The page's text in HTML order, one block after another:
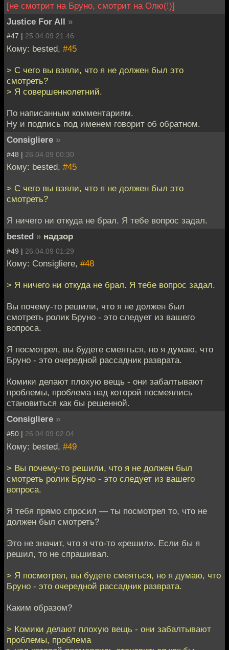
[не смотрит на Бруно, смотрит на Олю(!)]
Justice For All »
#47 | 25.04.09 21:46
Кому: bested, #45
> С чего вы взяли, что я не должен был это
смотреть?
> Я совершеннолетний.
По написанным комментариям.
Ну и подпись под именем говорит об обратном.
Consigliere »
#48 | 26.04.09 00:30
Кому: bested, #45
> С чего вы взяли, что я не должен был это
смотреть?
Я ничего ни откуда не брал. Я тебе вопрос задал.
bested » надзор
#49 | 26.04.09 01:29
Кому: Consigliere, #48
> Я ничего ни откуда не брал. Я тебе вопрос задал.
Вы почему-то решили, что я не должен был
смотреть ролик Бруно - это следует из вашего
вопроса.
Я посмотрел, вы будете смеяться, но я думаю, что
Бруно - это очередной рассадник разврата.
Комики делают плохую вещь - они забалтывают
проблемы, проблема над которой посмеялись
становиться как бы решенной.
Consigliere »
#50 | 26.04.09 02:04
Кому: bested, #49
> Вы почему-то решили, что я не должен был
смотреть ролик Бруно - это следует из вашего
вопроса.
Я тебя прямо спросил — ты посмотрел то, что не
должен был смотреть?
Это не значит, что я что-то «решил». Если бы я
решил, то не спрашивал.
> Я посмотрел, вы будете смеяться, но я думаю, что
Бруно - это очередной рассадник разврата.
Каким образом?
> Комики делают плохую вещь - они забалтывают
проблемы, проблема